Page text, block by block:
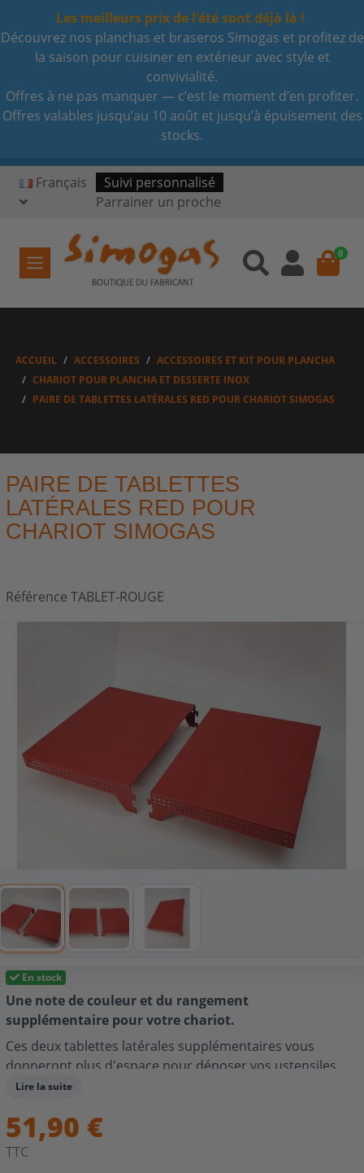
Les meilleurs prix de l’été sont déjà là !
Découvrez nos planchas et braseros Simogas et profitez de
la saison pour cuisiner en extérieur avec style et
convivialité.
Offres à ne pas manquer — c’est le moment d’en profiter.
Offres valables jusqu’au 10 août et jusqu’à épuisement des
stocks.
Français
Suivi personnalisé
Parrainer un proche
0
ACCUEIL ACCESSOIRES
ACCESSOIRES ET KIT POUR PLANCHA
CHARIOT POUR PLANCHA ET DESSERTE INOX
PAIRE DE TABLETTES LATÉRALES RED POUR CHARIOT SIMOGAS
PAIRE DE TABLETTES
LATÉRALES RED POUR
CHARIOT SIMOGAS
Référence TABLET-ROUGE
En stock
Une note de couleur et du rangement
supplémentaire pour votre chariot.
Ces deux tablettes latérales supplémentaires vous
donneront plus d'espace pour déposer vos ustensiles,
assiettes et plateaux lorsque vous cuisinez sur votre
Dimensions: 30cm (longueur) x 41cm (largeur).
Entièrement en acier peint ROUGE.
Lire la suite
51,90 €
TTC